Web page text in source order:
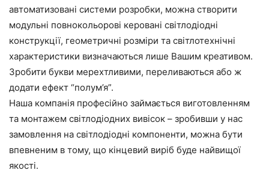
автоматизовані системи розробки, можна створити
модульні повнокольорові керовані світлодіодні
конструкції, геометричні розміри та світлотехнічні
характеристики визначаються лише Вашим креативом.
Зробити букви мерехтливими, переливаються або ж
додати ефект “полум’я”.
Наша компанія професійно займається виготовленням
та монтажем світлодіодних вивісок – зробивши у нас
замовлення на світлодіодні компоненти, можна бути
впевненим в тому, що кінцевий виріб буде найвищої
якості.